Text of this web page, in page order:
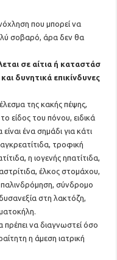
που μπορεί να
σοβαρό, άρα δεν θα
σε αίτια ή καταστάσ
δυνητικά επικίνδυνες
της κακής πέψης,
είδος του πόνου, ειδικά
ένα σημάδι για κάτι
τροφική
η ιογενής ηπατίτιδα,
έλκος στομάχου,
σύνδρομο
στη λακτόζη,
πρέπει να διαγνωστεί όσο
η άμεση ιατρική